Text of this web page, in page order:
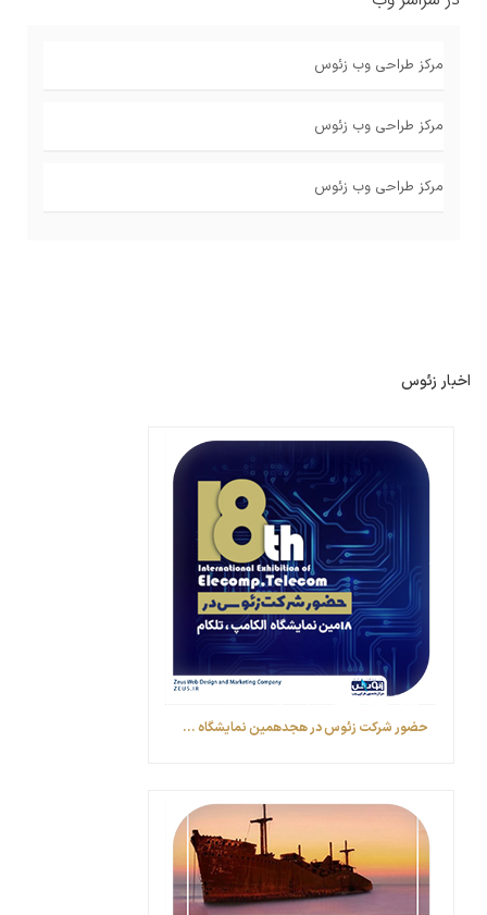
مرکز طراحی وب زئوس
مرکز طراحی وب زئوس
مرکز طراحی وب زئوس
اخبار زئوس
حضور شرکت زئوس در هجدهمین نمایشگاه ...